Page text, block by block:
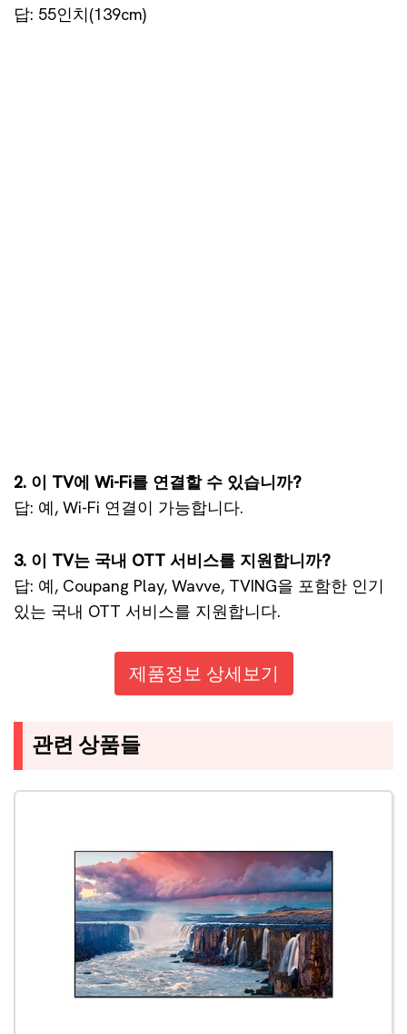
답: 55인치(139cm)
2. 이 TV에 Wi-Fi를 연결할 수 있습니까?
답: 예, Wi-Fi 연결이 가능합니다.
3. 이 TV는 국내 OTT 서비스를 지원합니까?
답: 예, Coupang Play, Wavve, TVING을 포함한 인기
있는 국내 OTT 서비스를 지원합니다.
제품정보 상세보기
관련 상품들